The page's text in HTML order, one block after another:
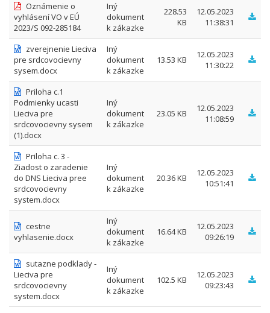
Oznámenie o
vyhlásení VO v EÚ
2023/S 092-285184
Iný
dokument
k zákazke
228.53
KB
12.05.2023
11:38:31
zverejnenie Lieciva
pre srdcovocievny
sysem.docx
Iný
dokument
k zákazke
13.53 KB
12.05.2023
11:30:22
Priloha c.1
Podmienky ucasti
Lieciva pre
srdcovocievny sysem
(1).docx
Iný
dokument
k zákazke
23.05 KB
12.05.2023
11:08:59
Priloha c. 3 -
Ziadost o zaradenie
do DNS Lieciva pree
srdcovocievny
system.docx
Iný
dokument
k zákazke
20.36 KB
12.05.2023
10:51:41
cestne
vyhlasenie.docx
Iný
dokument
k zákazke
16.64 KB
12.05.2023
09:26:19
sutazne podklady -
Lieciva pre
srdcovocievny
system.docx
Iný
dokument
k zákazke
102.5 KB
12.05.2023
09:23:43